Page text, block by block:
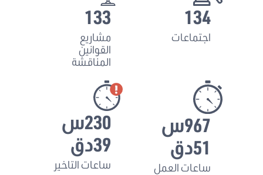
134
اجتماعات
133
مشاريع
القوانين
المناقشة
967س
51دق
ساعات العمل
230س
39دق
ساعات التاخير